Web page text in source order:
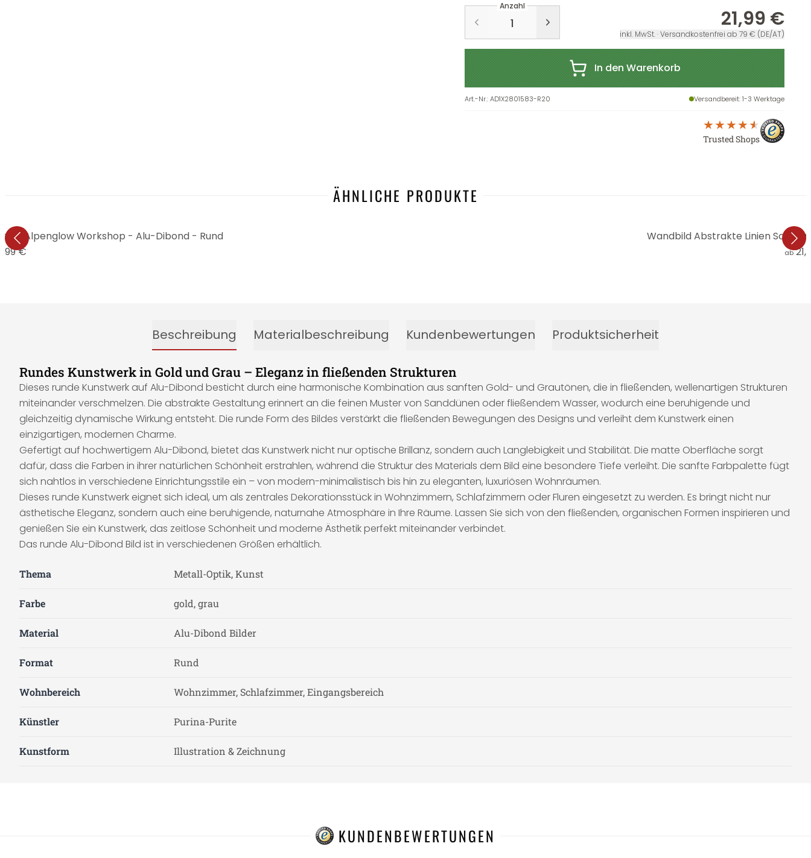
Anzahl
21,99 €
inkl. MwSt. · Versandkostenfrei ab 79 € (DE/AT)
In den Warenkorb
Art.-Nr.:AD1X2801583-R20 Versandbereit: 1-3 Werktage
Trusted Shops
ÄHNLICHE PRODUKTE
- Alpenglow Workshop - Alu-Dibond - Rund
€
Wandbild Abstrakte Linien
ab
Beschreibung Materialbeschreibung Kundenbewertungen Produktsicherheit
Rundes Kunstwerk in Gold und Grau – Eleganz in fließenden Strukturen
Dieses runde Kunstwerk auf Alu-Dibond besticht durch eine harmonische Kombination aus sanften Gold- und Grautönen, die in fließenden, wellenartigen Strukturen
miteinander verschmelzen. Die abstrakte Gestaltung erinnert an die feinen Muster von Sanddünen oder fließendem Wasser, wodurch eine beruhigende und
gleichzeitig dynamische Wirkung entsteht. Die runde Form des Bildes verstärkt die fließenden Bewegungen des Designs und verleiht dem Kunstwerk einen
einzigartigen, modernen Charme.
Gefertigt auf hochwertigem Alu-Dibond, bietet das Kunstwerk nicht nur optische Brillanz, sondern auch Langlebigkeit und Stabilität. Die matte Oberfläche sorgt
dafür, dass die Farben in ihrer natürlichen Schönheit erstrahlen, während die Struktur des Materials dem Bild eine besondere Tiefe verleiht. Die sanfte Farbpalette fügt
sich nahtlos in verschiedene Einrichtungsstile ein – von modern-minimalistisch bis hin zu eleganten, luxuriösen Wohnräumen.
Dieses runde Kunstwerk eignet sich ideal, um als zentrales Dekorationsstück in Wohnzimmern, Schlafzimmern oder Fluren eingesetzt zu werden. Es bringt nicht nur
ästhetische Eleganz, sondern auch eine beruhigende, naturnahe Atmosphäre in Ihre Räume. Lassen Sie sich von den fließenden, organischen Formen inspirieren und
genießen Sie ein Kunstwerk, das zeitlose Schönheit und moderne Ästhetik perfekt miteinander verbindet.
Das runde Alu-Dibond Bild ist in verschiedenen Größen erhältlich.
Thema Metall-Optik, Kunst
Farbe gold, grau
Material Alu-Dibond Bilder
Format Rund
Wohnbereich Wohnzimmer, Schlafzimmer, Eingangsbereich
Künstler Purina-Purite
Kunstform Illustration & Zeichnung
KUNDENBEWERTUNGEN